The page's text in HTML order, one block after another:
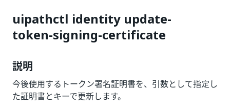
uipathctl identity update-
token-signing-certificate
説明
今後使用するトークン署名証明書を、引数として指定し
た証明書とキーで更新します。